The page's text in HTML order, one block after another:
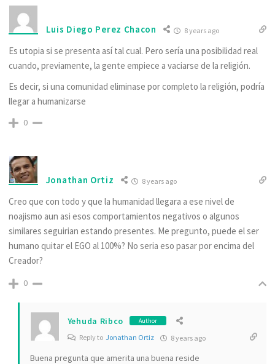
Luis Diego Perez Chacon 8 years ago
Es utopia si se presenta así tal cual. Pero sería una posibilidad real
cuando, previamente, la gente empiece a vaciarse de la religión.
Es decir, si una comunidad eliminase por completo la religión, podría
llegar a humanizarse
0
Jonathan Ortiz 8 years ago
Creo que con todo y que la humanidad llegara a ese nivel de
noajismo aun asi esos comportamientos negativos o algunos
similares seguirian estando presentes. Me pregunto, puede el ser
humano quitar el EGO al 100%? No seria eso pasar por encima del
Creador?
0
Yehuda Ribco Author
Reply to Jonathan Ortiz 8 years ago
Buena pregunta que amerita una buena reside